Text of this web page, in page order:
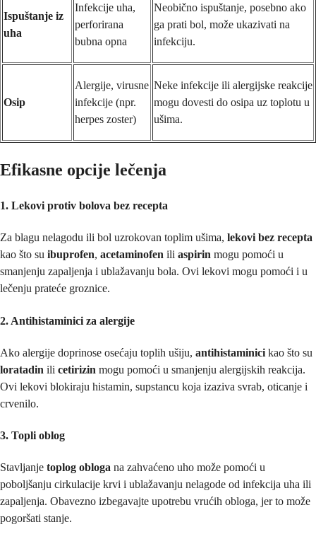
Ispuštanje iz
uha
Infekcije uha,
perforirana
bubna opna
Neobično ispuštanje, posebno ako
ga prati bol, može ukazivati na
infekciju.
Osip
Alergije, virusne
infekcije (npr.
herpes zoster)
Neke infekcije ili alergijske reakcije
mogu dovesti do osipa uz toplotu u
ušima.
Efikasne opcije lečenja
1. Lekovi protiv bolova bez recepta
Za blagu nelagodu ili bol uzrokovan toplim ušima, lekovi bez recepta
kao što su ibuprofen, acetaminofen ili aspirin mogu pomoći u
smanjenju zapaljenja i ublažavanju bola. Ovi lekovi mogu pomoći i u
lečenju prateće groznice.
2. Antihistaminici za alergije
Ako alergije doprinose osećaju toplih ušiju, antihistaminici kao što su
loratadin ili cetirizin mogu pomoći u smanjenju alergijskih reakcija.
Ovi lekovi blokiraju histamin, supstancu koja izaziva svrab, oticanje i
crvenilo.
3. Topli oblog
Stavljanje toplog obloga na zahvaćeno uho može pomoći u
poboljšanju cirkulacije krvi i ublažavanju nelagode od infekcija uha ili
zapaljenja. Obavezno izbegavajte upotrebu vrućih obloga, jer to može
pogoršati stanje.